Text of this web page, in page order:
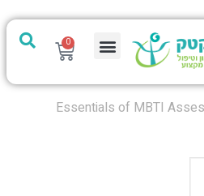
0